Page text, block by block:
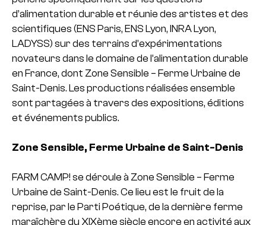
d’alimentation durable et réunie des artistes et des
scientifiques (ENS Paris, ENS Lyon, INRA Lyon,
LADYSS) sur des terrains d’expérimentations
novateurs dans le domaine de l’alimentation durable
en France, dont Zone Sensible – Ferme Urbaine de
Saint-Denis. Les productions réalisées ensemble
sont partagées à travers des expositions, éditions
et événements publics.
Zone Sensible, Ferme Urbaine de Saint-Denis
FARM CAMP! se déroule à Zone Sensible – Ferme
Urbaine de Saint-Denis. Ce lieu est le fruit de la
reprise, par le Parti Poétique, de la dernière ferme
maraîchère du XIXème siècle encore en activité aux